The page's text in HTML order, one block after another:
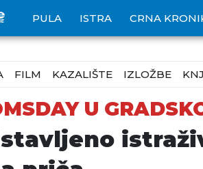
PULA ISTRA CRNA
FILM KAZALIŠTE IZLOŽBE
U